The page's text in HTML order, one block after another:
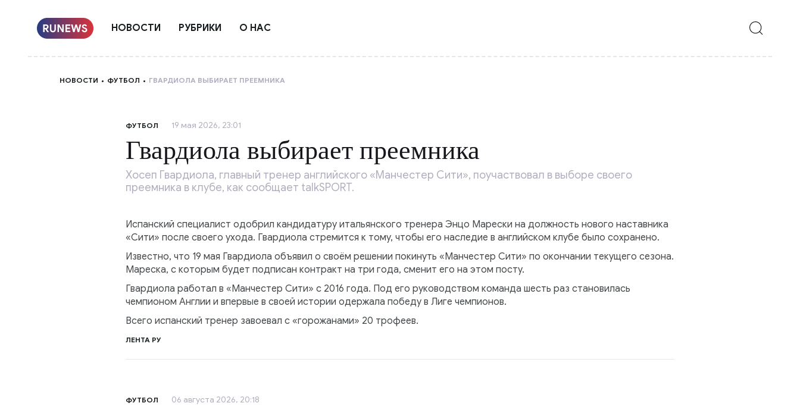
НОВОСТИ РУБРИКИ О НАС
НОВОСТИ ФУТБОЛ ГВАРДИОЛА ВЫБИРАЕТ ПРЕЕМНИКА
ФУТБОЛ 19 мая 2026, 23:01
Гвардиола выбирает преемника
Хосеп Гвардиола, главный тренер английского «Манчестер Сити», поучаствовал в выборе своего
преемника в клубе, как сообщает talkSPORT.
Испанский специалист одобрил кандидатуру итальянского тренера Энцо Марески на должность нового наставника
«Сити» после своего ухода. Гвардиола стремится к тому, чтобы его наследие в английском клубе было сохранено.
Известно, что 19 мая Гвардиола объявил о своём решении покинуть «Манчестер Сити» по окончании текущего сезона.
Мареска, с которым будет подписан контракт на три года, сменит его на этом посту.
Гвардиола работал в «Манчестер Сити» с 2016 года. Под его руководством команда шесть раз становилась
чемпионом Англии и впервые в своей истории одержала победу в Лиге чемпионов.
Всего испанский тренер завоевал с «горожанами» 20 трофеев.
ЛЕНТА РУ
ФУТБОЛ 06 августа 2026, 20:18